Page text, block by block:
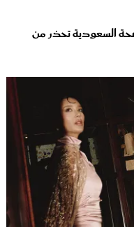
السعودية تحذر من